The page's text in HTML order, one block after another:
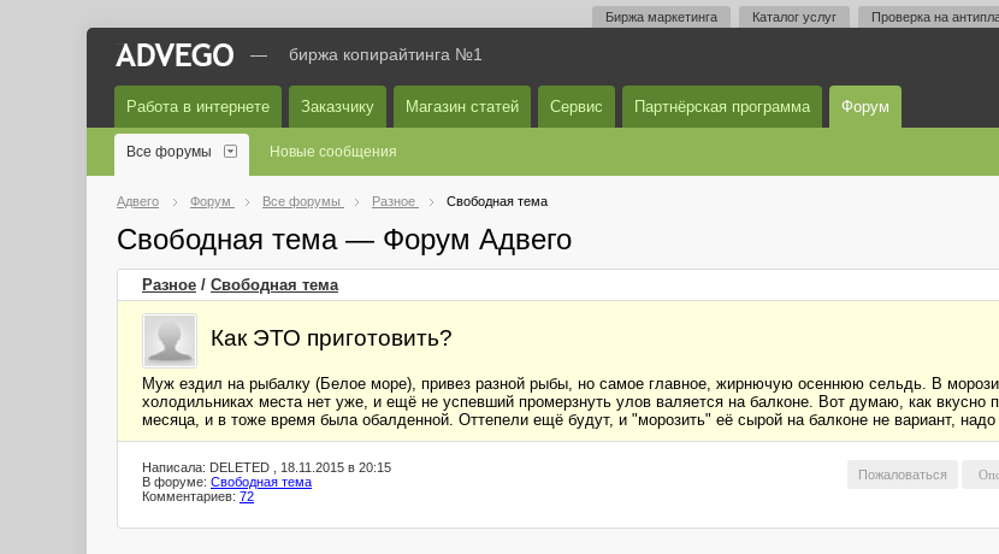
Биржа маркетинга Каталог услуг Проверка на
— биржа копирайтинга №1
Работа в интернете Заказчику Магазин статей Сервис Партнёрская программа Форум
Все форумы Новые сообщения
Адвего Форум Все форумы Разное Свободная тема
Свободная тема — Форум Адвего
Разное / Свободная тема
Как ЭТО приготовить?
Муж ездил на рыбалку (Белое море), привез разной рыбы, но самое главное, жирнючую осеннюю сельдь. В
холодильниках места нет уже, и ещё не успевший промерзнуть улов валяется на балконе. Вот думаю, как вкусно
месяца, и в тоже время была обалденной. Оттепели ещё будут, и "морозить" её сырой на балконе не вариант,
Пожаловаться
Написала: DELETED , 18.11.2015 в 20:15
В форуме: Свободная тема
Комментариев: 72